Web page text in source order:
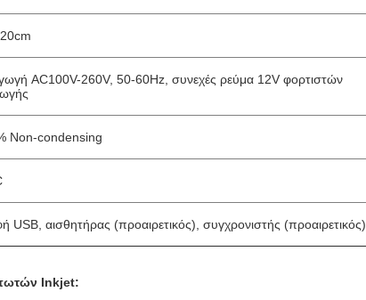
AC100V-260V, 50-60Hz, συνεχές ρεύμα 12V φορτιστών
Non-condensing
USB, αισθητήρας (προαιρετικός), συγχρονιστής (προαιρετικός).
Inkjet: